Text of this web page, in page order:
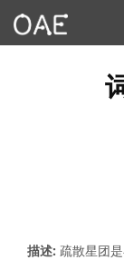
描述: 疏散星团